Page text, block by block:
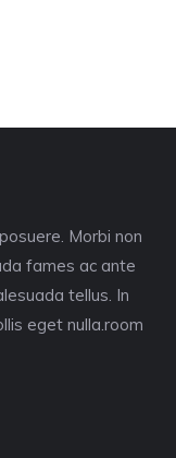
Morbi non
fames ac ante
tellus. In
eget nulla.room